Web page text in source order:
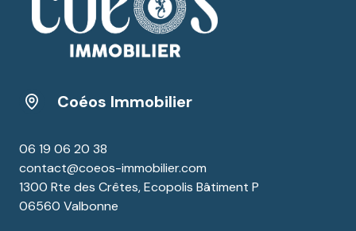
Coéos Immobilier
06 19 06 20 38
contact@coeos-immobilier.com
1300 Rte des Crêtes, Ecopolis Bâtiment P
06560 Valbonne